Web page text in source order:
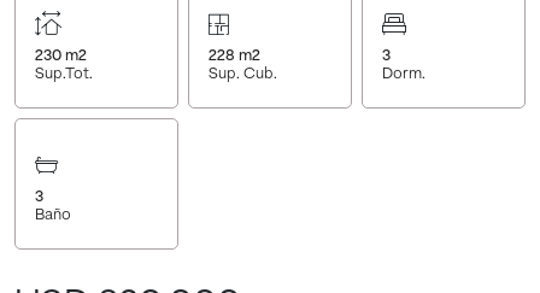
230 m2
Sup.Tot.
228 m2
Sup. Cub.
3
Dorm.
3
Baño